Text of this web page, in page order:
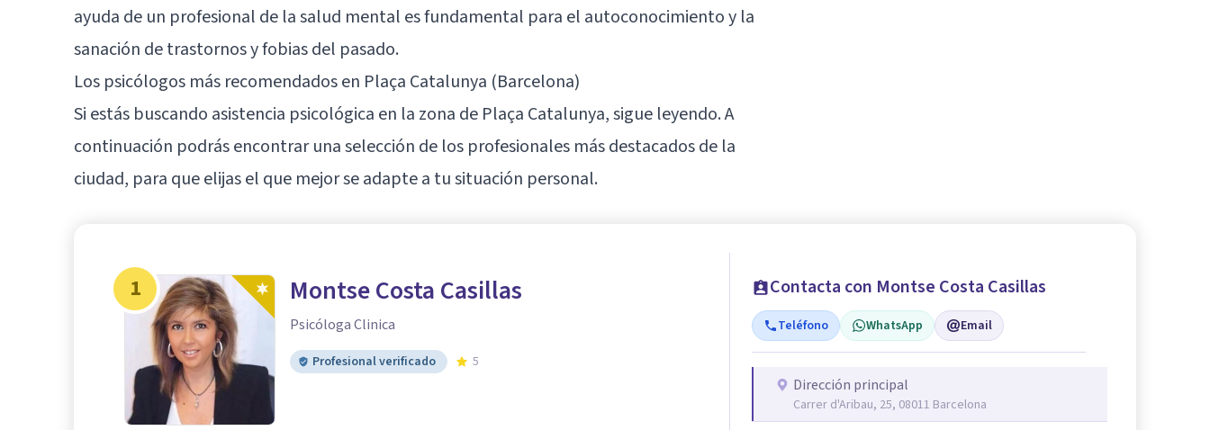
ayuda de un profesional de la salud mental es fundamental para el autoconocimiento y la
sanación de trastornos y fobias del pasado.
Los psicólogos más recomendados en Plaça Catalunya (Barcelona)
Si estás buscando asistencia psicológica en la zona de Plaça Catalunya, sigue leyendo. A
continuación podrás encontrar una selección de los profesionales más destacados de la
ciudad, para que elijas el que mejor se adapte a tu situación personal.
1 Montse Costa Casillas
Psicóloga Clinica
Profesional verificado 5
Contacta con Montse Costa Casillas
Teléfono WhatsApp Email
Dirección principal
Carrer d'Aribau, 25, 08011 Barcelona